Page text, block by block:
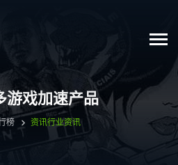
游戏加速产品
榜 资讯行业资讯